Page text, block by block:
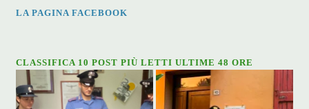
LA PAGINA FACEBOOK
CLASSIFICA 10 POST PIÙ LETTI ULTIME 48 ORE